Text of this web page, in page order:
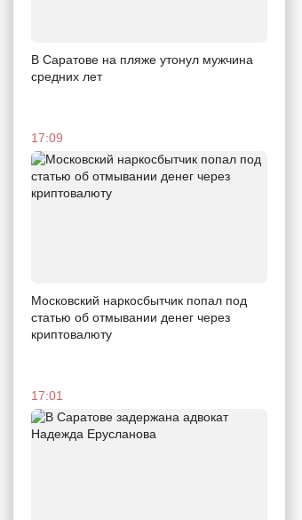
В Саратове на пляже утонул мужчина
средних лет
17:09
Московский наркосбытчик попал под
статью об отмывании денег через
криптовалюту
17:01